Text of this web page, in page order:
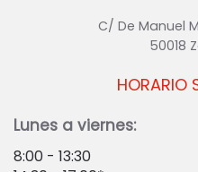
C/ De Manuel
50018
HORARIO
Lunes a viernes:
8:00 - 13:30